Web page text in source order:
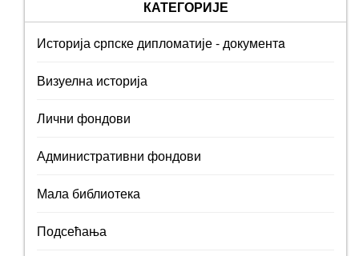
КАТЕГОРИЈЕ
Историја cрпске дипломатије - документa
Визуелна историја
Лични фондови
Административни фондови
Мала библиотека
Подсећања